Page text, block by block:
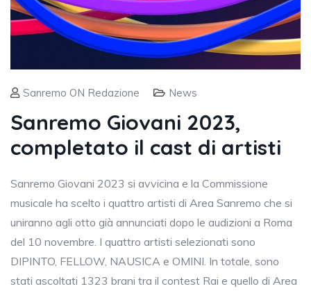
Sanremo ON Redazione News
Sanremo Giovani 2023,
completato il cast di artisti
Sanremo Giovani 2023 si avvicina e la Commissione
musicale ha scelto i quattro artisti di Area Sanremo che si
uniranno agli otto già annunciati dopo le audizioni a Roma
del 10 novembre. I quattro artisti selezionati sono
DIPINTO, FELLOW, NAUSICA e OMINI. In totale, sono
stati ascoltati 1323 brani tra il contest Rai e quello di Area